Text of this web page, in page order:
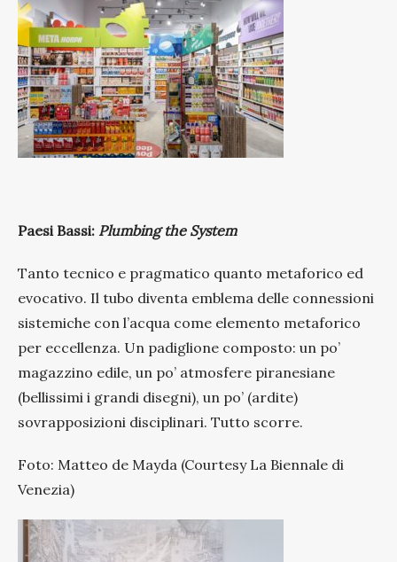
Paesi Bassi: Plumbing the System
Tanto tecnico e pragmatico quanto metaforico ed
evocativo. Il tubo diventa emblema delle connessioni
sistemiche con l’acqua come elemento metaforico
per eccellenza. Un padiglione composto: un po’
magazzino edile, un po’ atmosfere piranesiane
(bellissimi i grandi disegni), un po’ (ardite)
sovrapposizioni disciplinari. Tutto scorre.
Foto: Matteo de Mayda (Courtesy La Biennale di
Venezia)